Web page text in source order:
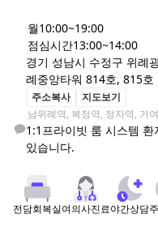
월10:00~19:00
점심시간13:00~14:00
경기 성남시 수정구 위례
례중앙타워 814호, 815호
주소복사
지도보기
남위례역, 복정역, 정자역, 거
1:1프라이빗 룸 시스템
있습니다.
전담회복실여의사진료야간상담